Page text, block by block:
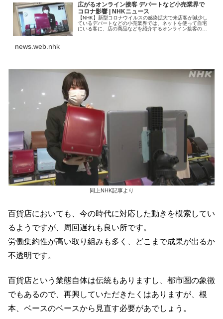
広がるオンライン接客 デパートなど小売業界で
コロナ影響 | NHKニュース
【NHK】新型コロナウイルスの感染拡大で来店客が減少し
ているデパートなどの小売業界では、ネットを使って自宅
にいる客に、店の商品などを紹介するオンライン接客のサ
news.web.nhk
同上NHK記事より
百貨店においても、今の時代に対応した動きを模索してい
るようですが、周回遅れも良い所です。
労働集約性が高い取り組みも多く、どこまで成果が出るか
不透明です。
百貨店という業態自体は伝統もありますし、都市圏の象徴
でもあるので、再興していただきたくはありますが、根
本、ベースのベースから見直す必要があでしょう。